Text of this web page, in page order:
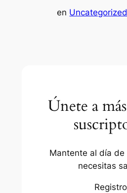
en Uncategorized
Únete a
Mantente al día de
necesitas
Registro